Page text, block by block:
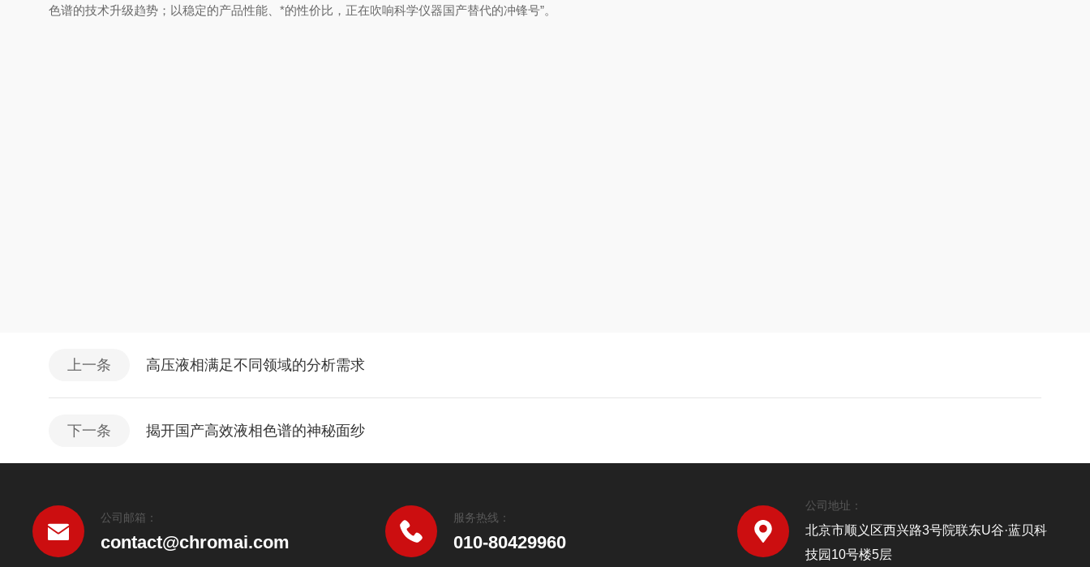
色谱的技术升级趋势；以稳定的产品性能、*的性价比，正在吹响科学仪器国产替代的冲锋号”。
上一条 高压液相满足不同领域的分析需求
下一条 揭开国产高效液相色谱的神秘面纱
公司邮箱：
contact@chromai.com
服务热线：
010-80429960
公司地址：
北京市顺义区西兴路3号院联东U谷·蓝贝科
技园10号楼5层